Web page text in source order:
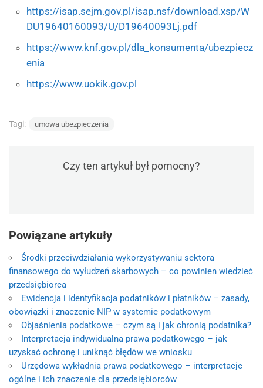
https://isap.sejm.gov.pl/isap.nsf/download.xsp/W
DU19640160093/U/D19640093Lj.pdf
https://www.knf.gov.pl/dla_konsumenta/ubezpiecz
enia
https://www.uokik.gov.pl
Tagi: umowa ubezpieczenia
Czy ten artykuł był pomocny?
Powiązane artykuły
Środki przeciwdziałania wykorzystywaniu sektora
finansowego do wyłudzeń skarbowych – co powinien wiedzieć
przedsiębiorca
Ewidencja i identyfikacja podatników i płatników – zasady,
obowiązki i znaczenie NIP w systemie podatkowym
Objaśnienia podatkowe – czym są i jak chronią podatnika?
Interpretacja indywidualna prawa podatkowego – jak
uzyskać ochronę i uniknąć błędów we wniosku
Urzędowa wykładnia prawa podatkowego – interpretacje
ogólne i ich znaczenie dla przedsiębiorców